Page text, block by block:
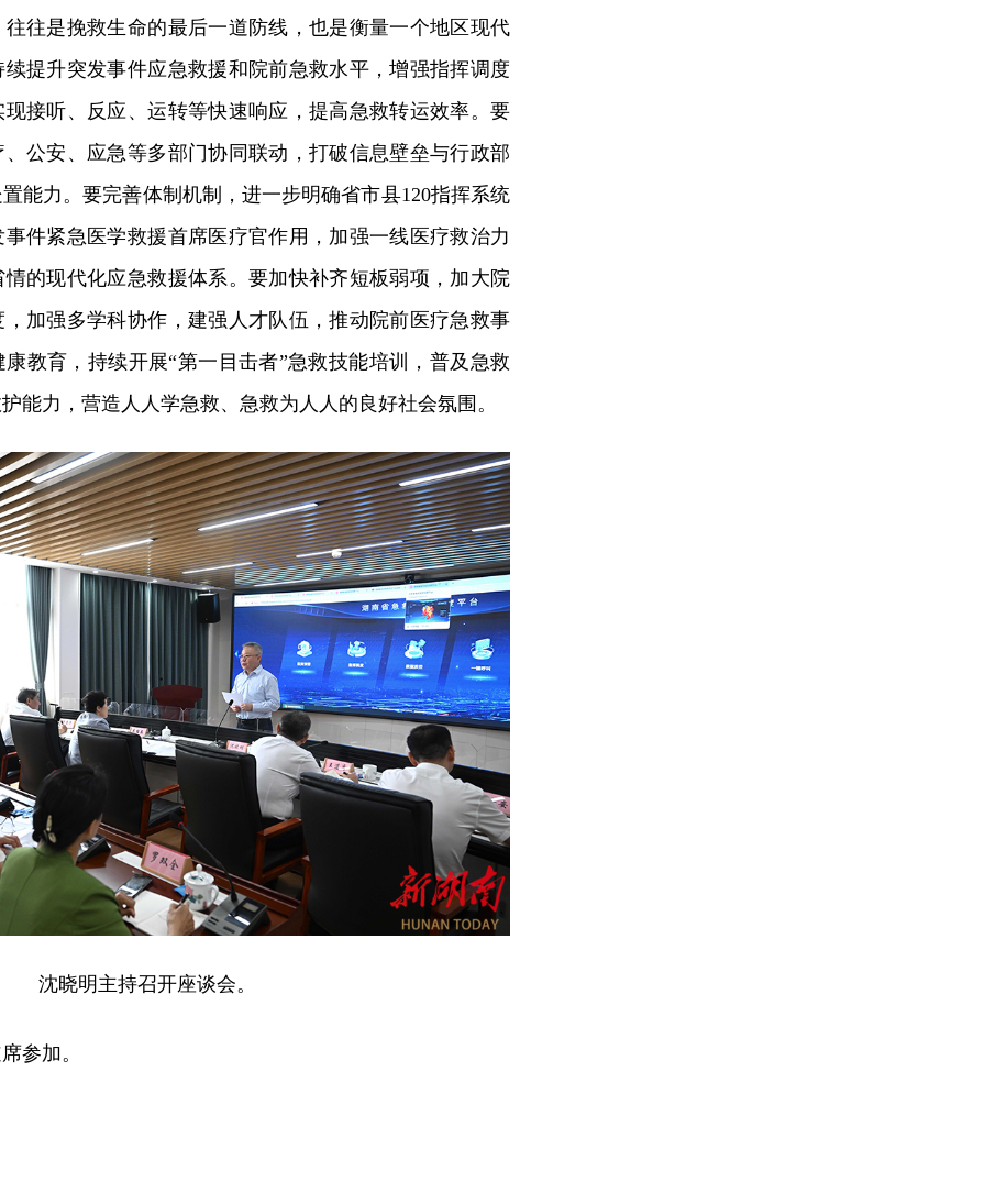
往是挽救生命的最后一道防线，也是衡量一个地区现代
提升突发事件应急救援和院前急救水平，增强指挥调度
接听、反应、运转等快速响应，提高急救转运效率。要
公安、应急等多部门协同联动，打破信息壁垒与行政部
能力。要完善体制机制，进一步明确省市县120指挥系统
件紧急医学救援首席医疗官作用，加强一线医疗救治力
的现代化应急救援体系。要加快补齐短板弱项，加大院
加强多学科协作，建强人才队伍，推动院前医疗急救事
教育，持续开展“第一目击者”急救技能培训，普及急救
能力，营造人人学急救、急救为人人的良好社会氛围。
沈晓明主持召开座谈会。
参加。